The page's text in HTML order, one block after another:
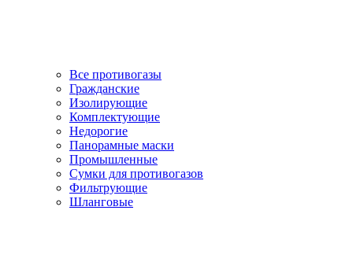
Все противогазы
Гражданские
Изолирующие
Комплектующие
Недорогие
Панорамные маски
Промышленные
Сумки для противогазов
Фильтрующие
Шланговые